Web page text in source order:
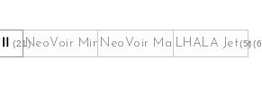
(21)NeoVoir Mini(9)
NeoVoir Maskpack Maker
LHALA Jet(5)